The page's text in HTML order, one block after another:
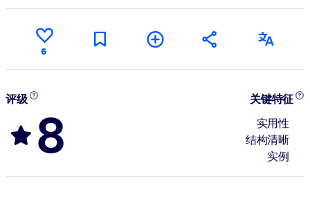
6
评级
8
关键特征
实用性
结构清晰
实例